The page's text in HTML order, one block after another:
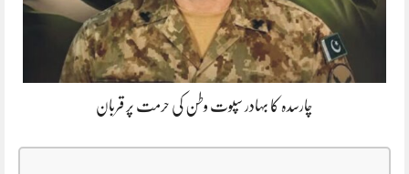
چارسدہ کا بہادر سپوت وطن کی حرمت پر قربان